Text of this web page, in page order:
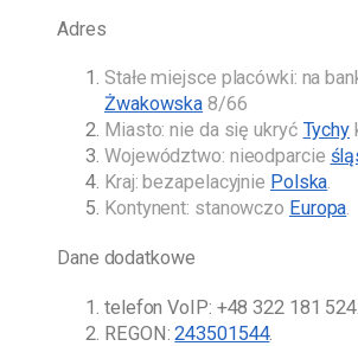
Adres
Stałe miejsce placówki: na
Żwakowska 8/66
Miasto: nie da się ukryć Tychy
Województwo: nieodparcie
Kraj: bezapelacyjnie Polska.
Kontynent: stanowczo Europa.
Dane dodatkowe
telefon VoIP: +48 322 181 524
REGON:243501544.